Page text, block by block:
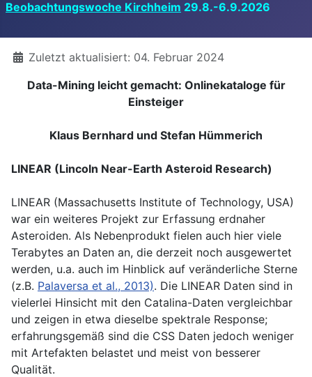
Beobachtungswoche Kirchheim 29.8.-6.9.2026
DetailsZuletzt aktualisiert: 04. Februar 2024
Data-Mining leicht gemacht: Onlinekataloge für
Einsteiger
Klaus Bernhard und Stefan Hümmerich
LINEAR (Lincoln Near-Earth Asteroid Research)
LINEAR (Massachusetts Institute of Technology, USA)
war ein weiteres Projekt zur Erfassung erdnaher
Asteroiden. Als Nebenprodukt fielen auch hier viele
Terabytes an Daten an, die derzeit noch ausgewertet
werden, u.a. auch im Hinblick auf veränderliche Sterne
(z.B. Palaversa et al., 2013). Die LINEAR Daten sind in
vielerlei Hinsicht mit den Catalina-Daten vergleichbar
und zeigen in etwa dieselbe spektrale Response;
erfahrungsgemäß sind die CSS Daten jedoch weniger
mit Artefakten belastet und meist von besserer
Qualität.